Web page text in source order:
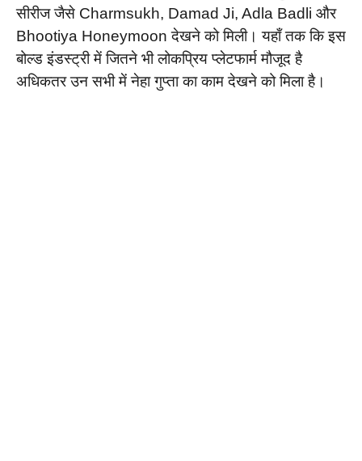
सीरीज जैसे Charmsukh, Damad Ji, Adla Badli और
Bhootiya Honeymoon देखने को मिली। यहाँ तक कि इस
बोल्ड इंडस्ट्री में जितने भी लोकप्रिय प्लेटफार्म मौजूद है
अधिकतर उन सभी में नेहा गुप्ता का काम देखने को मिला है।